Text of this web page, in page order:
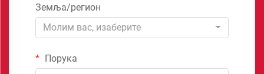
Земља/регион
Молим вас, изаберите
Порука